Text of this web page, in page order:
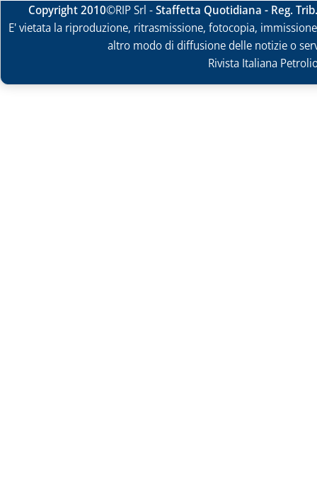
Copyright 2010©RIP Srl -Staffetta Quotidiana - Reg.
E' vietata la riproduzione, ritrasmissione, fotocopia,
altro modo di diffusione delle notizie o
Rivista Italiana